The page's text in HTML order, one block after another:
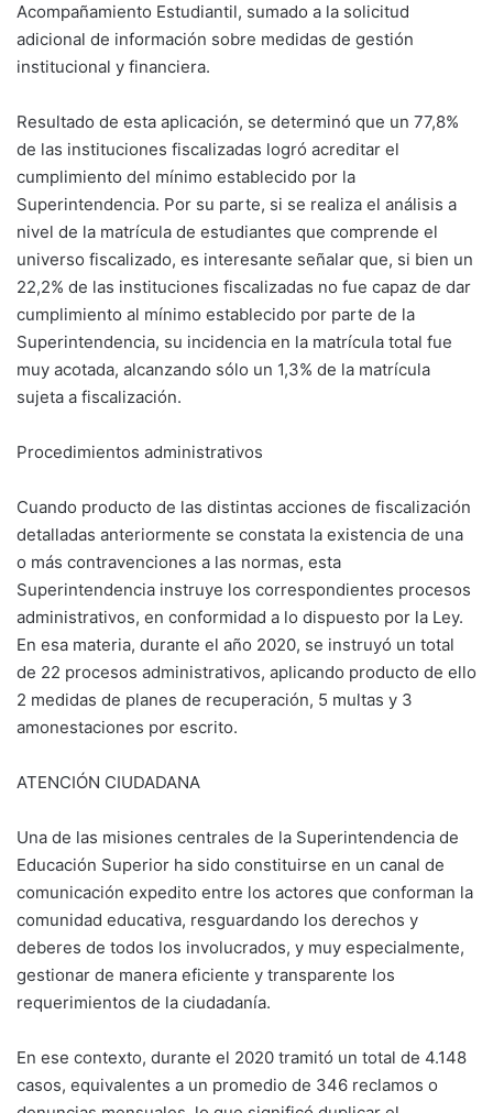
Acompañamiento Estudiantil, sumado a la solicitud
adicional de información sobre medidas de gestión
institucional y financiera.
Resultado de esta aplicación, se determinó que un 77,8%
de las instituciones fiscalizadas logró acreditar el
cumplimiento del mínimo establecido por la
Superintendencia. Por su parte, si se realiza el análisis a
nivel de la matrícula de estudiantes que comprende el
universo fiscalizado, es interesante señalar que, si bien un
22,2% de las instituciones fiscalizadas no fue capaz de dar
cumplimiento al mínimo establecido por parte de la
Superintendencia, su incidencia en la matrícula total fue
muy acotada, alcanzando sólo un 1,3% de la matrícula
sujeta a fiscalización.
Procedimientos administrativos
Cuando producto de las distintas acciones de fiscalización
detalladas anteriormente se constata la existencia de una
o más contravenciones a las normas, esta
Superintendencia instruye los correspondientes procesos
administrativos, en conformidad a lo dispuesto por la Ley.
En esa materia, durante el año 2020, se instruyó un total
de 22 procesos administrativos, aplicando producto de ello
2 medidas de planes de recuperación, 5 multas y 3
amonestaciones por escrito.
ATENCIÓN CIUDADANA
Una de las misiones centrales de la Superintendencia de
Educación Superior ha sido constituirse en un canal de
comunicación expedito entre los actores que conforman la
comunidad educativa, resguardando los derechos y
deberes de todos los involucrados, y muy especialmente,
gestionar de manera eficiente y transparente los
requerimientos de la ciudadanía.
En ese contexto, durante el 2020 tramitó un total de 4.148
casos, equivalentes a un promedio de 346 reclamos o